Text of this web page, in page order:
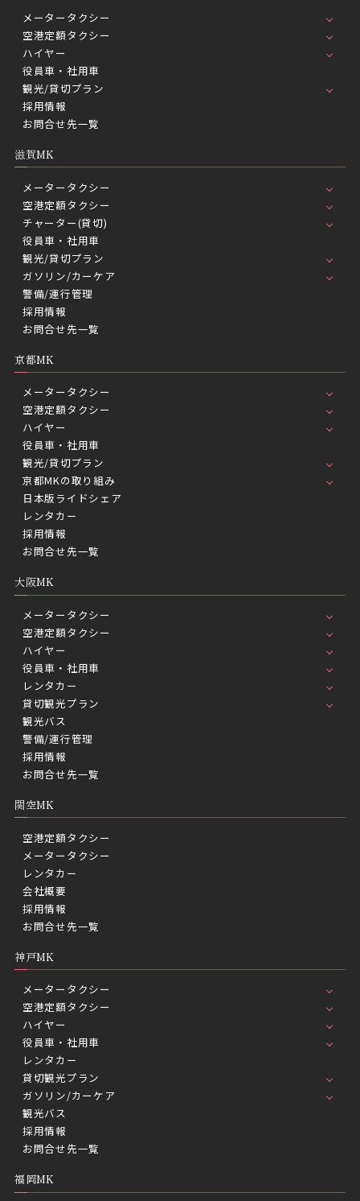
メータータクシー
空港定額タクシー
ハイヤー
役員車・社用車
観光/貸切プラン
採用情報
お問合せ先一覧
滋賀MK
メータータクシー
空港定額タクシー
チャーター(貸切)
役員車・社用車
観光/貸切プラン
ガソリン/カーケア
警備/運行管理
採用情報
お問合せ先一覧
京都MK
メータータクシー
空港定額タクシー
ハイヤー
役員車・社用車
観光/貸切プラン
京都MKの取り組み
日本版ライドシェア
レンタカー
採用情報
お問合せ先一覧
大阪MK
メータータクシー
空港定額タクシー
ハイヤー
役員車・社用車
レンタカー
貸切観光プラン
観光バス
警備/運行管理
採用情報
お問合せ先一覧
関空MK
空港定額タクシー
メータータクシー
レンタカー
会社概要
採用情報
お問合せ先一覧
神戸MK
メータータクシー
空港定額タクシー
ハイヤー
役員車・社用車
レンタカー
貸切観光プラン
ガソリン/カーケア
観光バス
採用情報
お問合せ先一覧
福岡MK